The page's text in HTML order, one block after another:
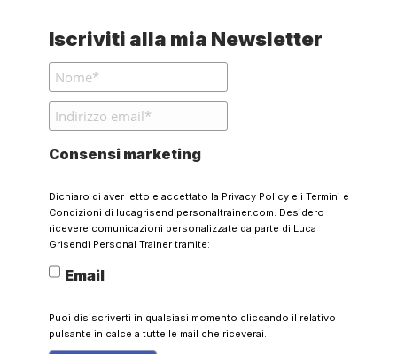
Iscriviti alla mia Newsletter
Consensi marketing
Dichiaro di aver letto e accettato la Privacy Policye i Termini e
Condizioni di lucagrisendipersonaltrainer.com. Desidero
ricevere comunicazioni personalizzate da parte di Luca
Grisendi Personal Trainer tramite:
Email
Puoi disiscriverti in qualsiasi momento cliccando il relativo
pulsante in calce a tutte le mail che riceverai.